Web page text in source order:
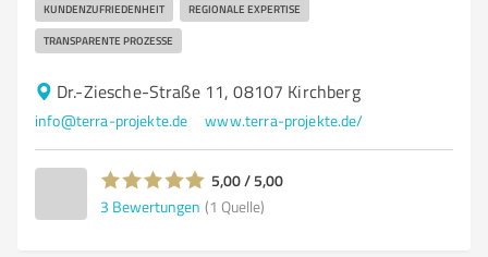
KUNDENZUFRIEDENHEIT REGIONALE EXPERTISE
TRANSPARENTE PROZESSE
Dr.-Ziesche-Straße 11, 08107 Kirchberg
info@terra-projekte.de www.terra-projekte.de/
5,00 / 5,00
3 Bewertungen (1 Quelle)